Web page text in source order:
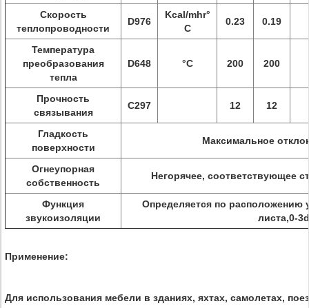
Скорость
теплопроводности
D976
Kcal/mhr°
C
0.23 0.19
Температура
преобразования
тепла
D648 °C 200 200
Прочность
связывания
C297 12 12
Гладкость
поверхности
Максимальное
Огнеупорная
собственность
Негорячее, соответствующее
Функция
звукоизоляции
Определяется по расположению
листа,0-
Применение:
Для использования мебели в зданиях, яхтах, самолетах,